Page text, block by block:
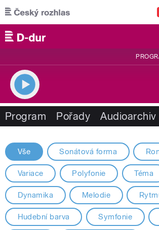
Přejít k hlavnímu obsahu
Program Pořady Audioarchiv
Vše Sonátová forma
Variace Polyfonie Téma
Dynamika Melodie
Hudební barva Symfonie
STRÁNKY